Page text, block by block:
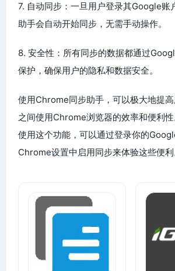
7. 自动同步：一旦用户登录其Google账
助手会自动开始同步，无需手动操作。
8. 安全性：所有同步的数据都通过
保护，确保用户的隐私和数据安全。
使用Chrome同步助手，可以极大地提
之间使用Chrome浏览器的效率和便利
使用这个功能，可以通过登录你的
Chrome设置中启用同步来体验这些便利